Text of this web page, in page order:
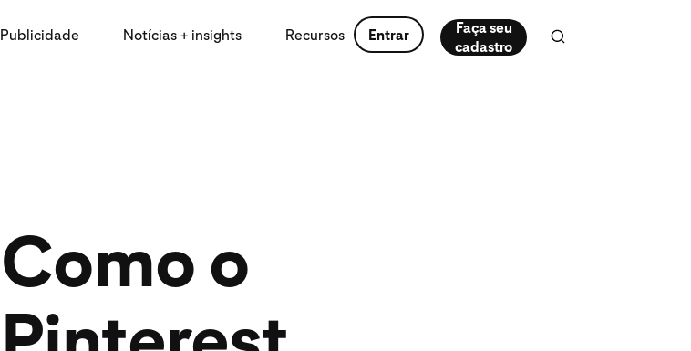
Publicidade Notícias + insights Recursos Entrar
Faça seu
cadastro
Como o